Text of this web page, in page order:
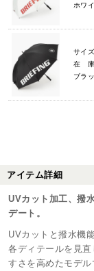
ホワ
サイ
在 庫
ブラ
アイテム詳細
UVカット加工、撥
デート。
UVカットと撥水機
各ディテールを見
すさを高めたモデル